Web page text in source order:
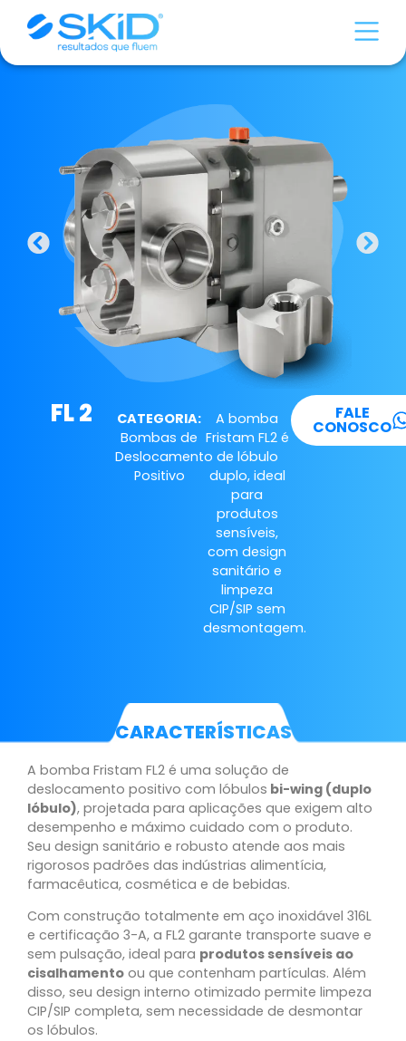
FL 2
CATEGORIA:
Bombas de
Deslocamento
Positivo
A bomba
Fristam FL2 é
de lóbulo
duplo, ideal
para
produtos
sensíveis,
com design
sanitário e
limpeza
CIP/SIP sem
desmontagem.
FALE
CONOSCO
CARACTERÍSTICAS
A bomba Fristam FL2 é uma solução de
deslocamento positivo com lóbulos bi-wing (duplo
lóbulo), projetada para aplicações que exigem alto
desempenho e máximo cuidado com o produto.
Seu design sanitário e robusto atende aos mais
rigorosos padrões das indústrias alimentícia,
farmacêutica, cosmética e de bebidas.
Com construção totalmente em aço inoxidável 316L
e certificação 3-A, a FL2 garante transporte suave e
sem pulsação, ideal para produtos sensíveis ao
cisalhamento ou que contenham partículas. Além
disso, seu design interno otimizado permite limpeza
CIP/SIP completa, sem necessidade de desmontar
os lóbulos.